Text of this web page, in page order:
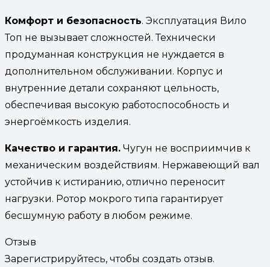
Комфорт и безопасность. Эксплуатация Вило
Топ не вызывает сложностей. Технически
продуманная конструкция не нуждается в
дополнительном обслуживании. Корпус и
внутренние детали сохраняют цельность,
обеспечивая высокую работоспособность и
энергоёмкость изделия.
Качество и гарантия. Чугун не восприимчив к
механическим воздействиям. Нержавеющий вал
устойчив к истиранию, отлично переносит
нагрузки. Ротор мокрого типа гарантирует
бесшумную работу в любом режиме.
Отзыв
Зарегистрируйтесь, чтобы создать отзыв.